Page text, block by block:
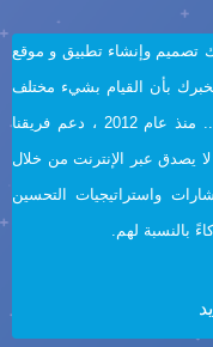
تصميم وإنشاء تطبيق و موقع
بأن القيام بشيء مختلف
تمامًا سيؤدي إلى نتائج أكبر وأفضل وأسرع ... منذ عام 2012 ، دعم فريقنا
لا يصدق عبر الإنترنت من خلال
واستراتيجيات التحسين
بالنسبة لهم.